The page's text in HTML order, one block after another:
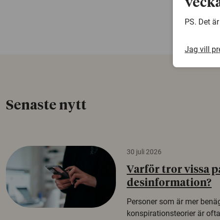
Senaste nytt
30 juli 2026
Varför tror vissa
desinformation?
Personer som är mer
konspirationsteorier är
PS. Det
Jag vill